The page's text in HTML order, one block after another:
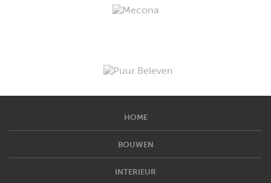
HOME
BOUWEN
INTERIEUR